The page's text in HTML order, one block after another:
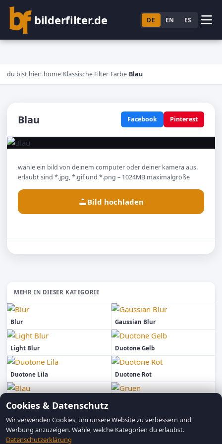
bilderfilter.de DE EN ES
du bist hier: home Klassische Filter Farbe Blau
Blau Facebook Pinterest
wähle ein bild von deinem computer oder deiner kamera aus.
erlaubt sind *.jpg, *.gif und *.png – 1024MB maximalgröße
Bild hochladen
MEHR IN DIESER KATEGORIE
Blur Gaussian Blur
Light Blur Duotone Gelb
Duotone Lila Duotone Rot
Blau
Cookies & Datenschutz
Wir verwenden Cookies, um unsere Website zu verbessern und
Werbung anzuzeigen. Wähle, welche Kategorien du erlaubst.
Datenschutzerklärung